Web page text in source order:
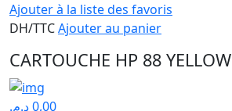
Ajouter à la liste des favoris
DH/TTCAjouter au panier
CARTOUCHE HP 88 YELLOW
0,00د.م.